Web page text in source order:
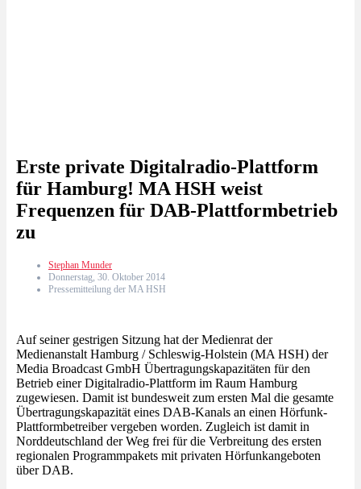
Erste private Digitalradio-Plattform
für Hamburg! MA HSH weist
Frequenzen für DAB-Plattformbetrieb
zu
Stephan Munder
Donnerstag, 30. Oktober 2014
Pressemitteilung der MA HSH
Auf seiner gestrigen Sitzung hat der Medienrat der
Medienanstalt Hamburg / Schleswig-Holstein (MA HSH) der
Media Broadcast GmbH Übertragungskapazitäten für den
Betrieb einer Digitalradio-Plattform im Raum Hamburg
zugewiesen. Damit ist bundesweit zum ersten Mal die gesamte
Übertragungskapazität eines DAB-Kanals an einen Hörfunk-
Plattformbetreiber vergeben worden. Zugleich ist damit in
Norddeutschland der Weg frei für die Verbreitung des ersten
regionalen Programmpakets mit privaten Hörfunkangeboten
über DAB.